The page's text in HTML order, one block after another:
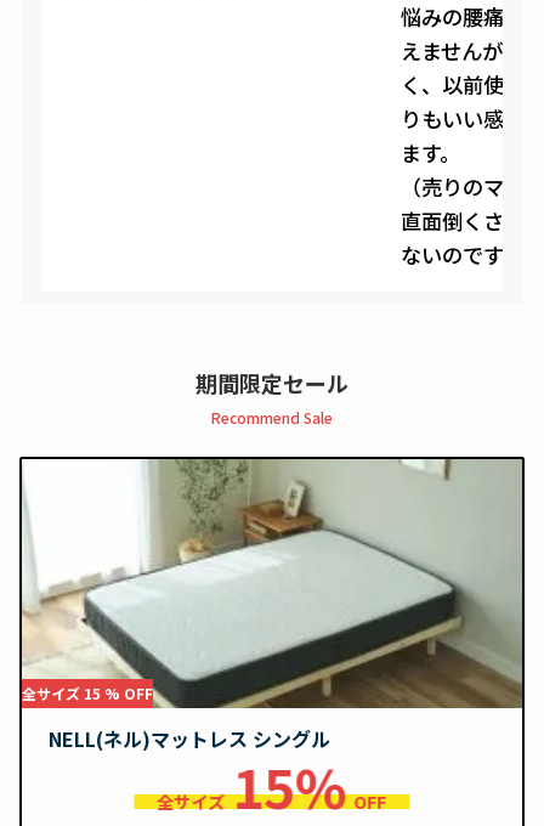
悩みの腰痛が
えませんが、
く、以前使用
りもいい感じ
ます。
（売りのマッ
直面倒くさい
ないのです）
期間限定セール
Recommend Sale
全サイズ 15 % OFF
NELL(ネル)マットレス シングル
全サイズ 15% OFF